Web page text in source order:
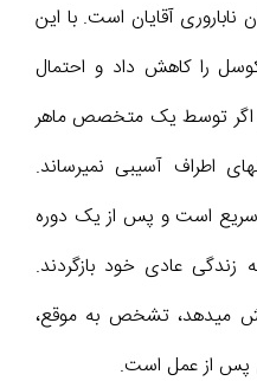
ناباروری آقایان است. با این
را کاهش داد و احتمال
اگر توسط یک متخصص ماهر
اطراف آسیبی نمیرساند.
است و پس از یک دوره
زندگی عادی خود بازگردند.
میدهد، تشخص به موقع،
پس از عمل است.